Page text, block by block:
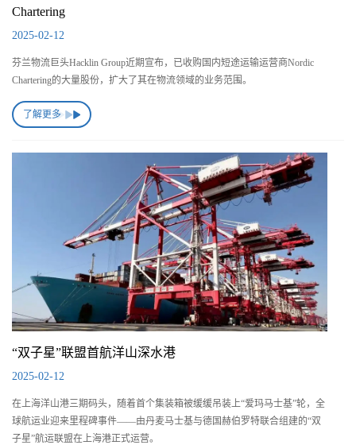
Chartering
2025-02-12
芬兰物流巨头Hacklin Group近期宣布，已收购国内短途运输运营商Nordic
Chartering的大量股份，扩大了其在物流领域的业务范围。
了解更多
“双子星”联盟首航洋山深水港
2025-02-12
在上海洋山港三期码头，随着首个集装箱被缓缓吊装上“爱玛马士基”轮，全
球航运业迎来里程碑事件——由丹麦马士基与德国赫伯罗特联合组建的“双
子星”航运联盟在上海港正式运营。